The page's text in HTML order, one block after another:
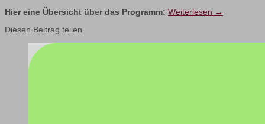
Hier eine Übersicht über das Programm: Weiterlesen →
Diesen Beitrag teilen